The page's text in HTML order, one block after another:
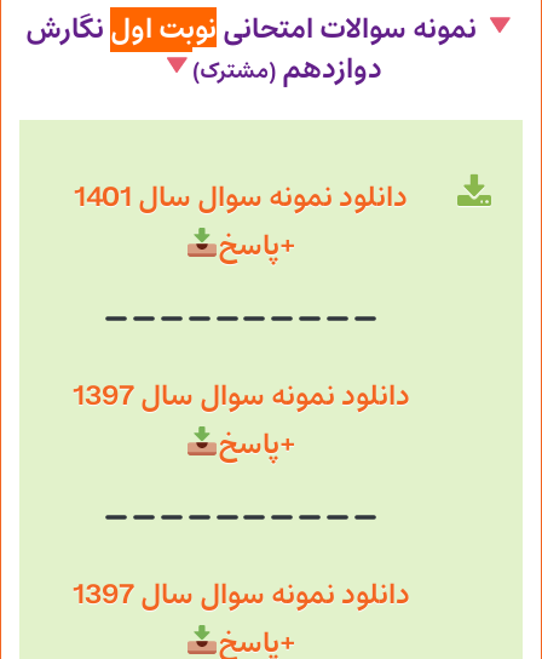
نمونه سوالات امتحانینوبت اولنگارش
دوازدهم (مشترک)
دانلود نمونه سوال سال 1401
+پاسخ
دانلود نمونه سوال سال 1397
+پاسخ
دانلود نمونه سوال سال 1397
+پاسخ